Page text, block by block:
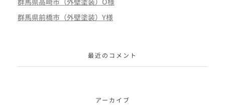
群馬県前橋市（外壁塗装）Y様
最近のコメント
アーカイブ